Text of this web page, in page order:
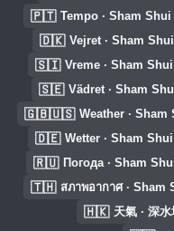
🇵🇹 Tempo · Sham
🇩🇰 Vejret · Sham
🇸🇮 Vreme · Sham
🇸🇪 Vädret · Sham
🇬🇧🇺🇸 Weather · Sham
🇩🇪 Wetter · Sham
🇷🇺 Погода · Sham
🇹🇭 สภาพอากาศ · Sham
🇭🇰 天氣 · 深水